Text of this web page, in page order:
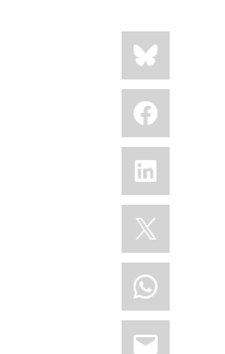
Share
this:
Bluesky
LinkedIn
X
Email